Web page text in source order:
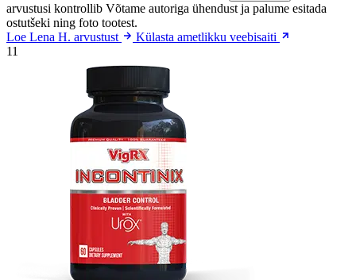
arvustusi kontrollib Võtame autoriga ühendust ja palume esitada
ostutšeki ning foto tootest.
Loe Lena H. arvustust
Külasta ametlikku veebisaiti
11